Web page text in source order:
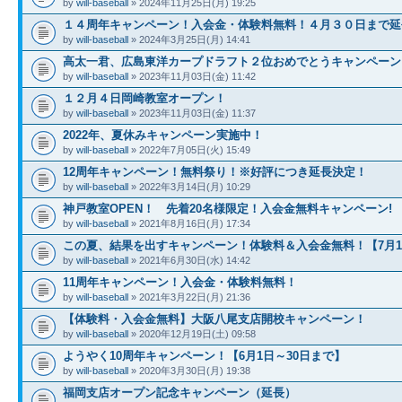
by will-baseball » 2024年11月25日(月) 19:25
１４周年キャンペーン！入会金・体験料無料！４月３０日まで
by will-baseball » 2024年3月25日(月) 14:41
高太一君、広島東洋カープドラフト２位おめでとうキャンペー
by will-baseball » 2023年11月03日(金) 11:42
１２月４日岡崎教室オープン！
by will-baseball » 2023年11月03日(金) 11:37
2022年、夏休みキャンペーン実施中！
by will-baseball » 2022年7月05日(火) 15:49
12周年キャンペーン！無料祭り！※好評につき延長決定！
by will-baseball » 2022年3月14日(月) 10:29
神戸教室OPEN！ 先着20名様限定！入会金無料キャンペーン!
by will-baseball » 2021年8月16日(月) 17:34
この夏、結果を出すキャンペーン！体験料＆入会金無料！【7月
by will-baseball » 2021年6月30日(水) 14:42
11周年キャンペーン！入会金・体験料無料！
by will-baseball » 2021年3月22日(月) 21:36
【体験料・入会金無料】大阪八尾支店開校キャンペーン！
by will-baseball » 2020年12月19日(土) 09:58
ようやく10周年キャンペーン！【6月1日～30日まで】
by will-baseball » 2020年3月30日(月) 19:38
福岡支店オープン記念キャンペーン（延長）